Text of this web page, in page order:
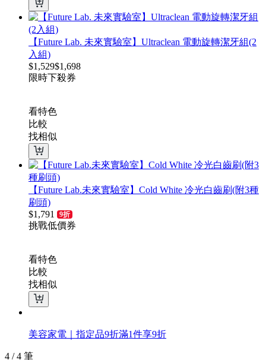
【Future Lab. 未來實驗室】Ultraclean 電動旋轉潔牙組(2
入組)
$1,529$1,698
限時下殺券
看特色
比較
找相似
【Future Lab.未來實驗室】Cold White 冷光白齒刷(附3種
刷頭)
$1,791 9折
挑戰低價券
看特色
比較
找相似
美容家電｜指定品9折滿1件享9折
4 / 4 筆